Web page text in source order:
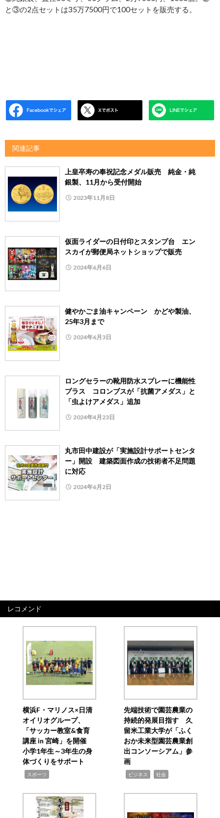
と③の2点セットは35万7500円で100セットを販売する。
関連記事
上皇卒寿の奉祝記念メダル販売 純金・純
銀製、11月から受付開始
2023年11月8日
仮面ライダーの日付印とスタンプ台 エン
スカイが郵便局ネットショップで販売
2024年6月6日
健やかごま油キャンペーン かどや製油、
25年3月まで
2024年6月3日
ロングセラーの靴用防水スプレーに機能性
プラス コロンブスが「抗菌アメダス」と
「虫よけアメダス」追加
2024年4月23日
丸市田中建設が「実施設計サポートセンタ
ー」開設 建築図面作成の技術者不足問題
に対応
2024年6月2日
レコメンド
横浜F・マリノス×日清
オイリオグループ、
「サッカー教室&食育
講座 in 宮崎」を開催
小学1年生～3年生の身
体づくりをサポート
スポーツ
先端技術で園芸農業の
持続的発展目指す 久
留米工業大学が「ふく
おか未来型園芸農業創
出コンソーシアム」参
画
ビジネス 社会